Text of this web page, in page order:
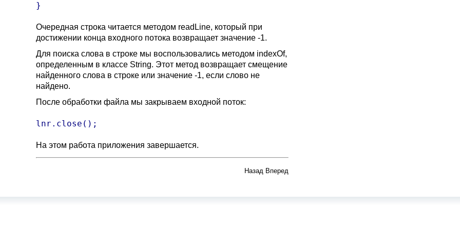
}
Очередная строка читается методом readLine, который при
достижении конца входного потока возвращает значение -1.
Для поиска слова в строке мы воспользовались методом indexOf,
определенным в классе String. Этот метод возвращает смещение
найденного слова в строке или значение -1, если слово не
найдено.
После обработки файла мы закрываем входной поток:
lnr.close();
На этом работа приложения завершается.
Назад Вперед